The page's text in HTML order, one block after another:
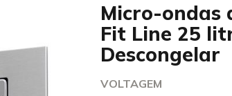
Micro-ondas
Fit Line 25
Descongelar
VOLTAGEM